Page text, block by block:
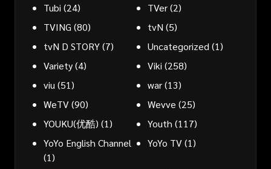
Tubi (24) TVer(2)
TVING (80) tvN (5)
tvN D STORY(7) Uncategorized (1)
Variety(4) Viki (258)
viu (51) war(13)
WeTV(90) Wevve (25)
YOUKU(优酷) (1) Youth (117)
YoYo English Channel
(1)
YoYo TV(1)